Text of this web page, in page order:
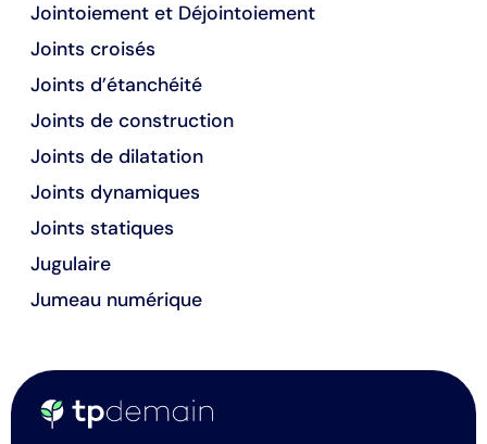
Jointoiement et Déjointoiement
Joints croisés
Joints d’étanchéité
Joints de construction
Joints de dilatation
Joints dynamiques
Joints statiques
Jugulaire
Jumeau numérique